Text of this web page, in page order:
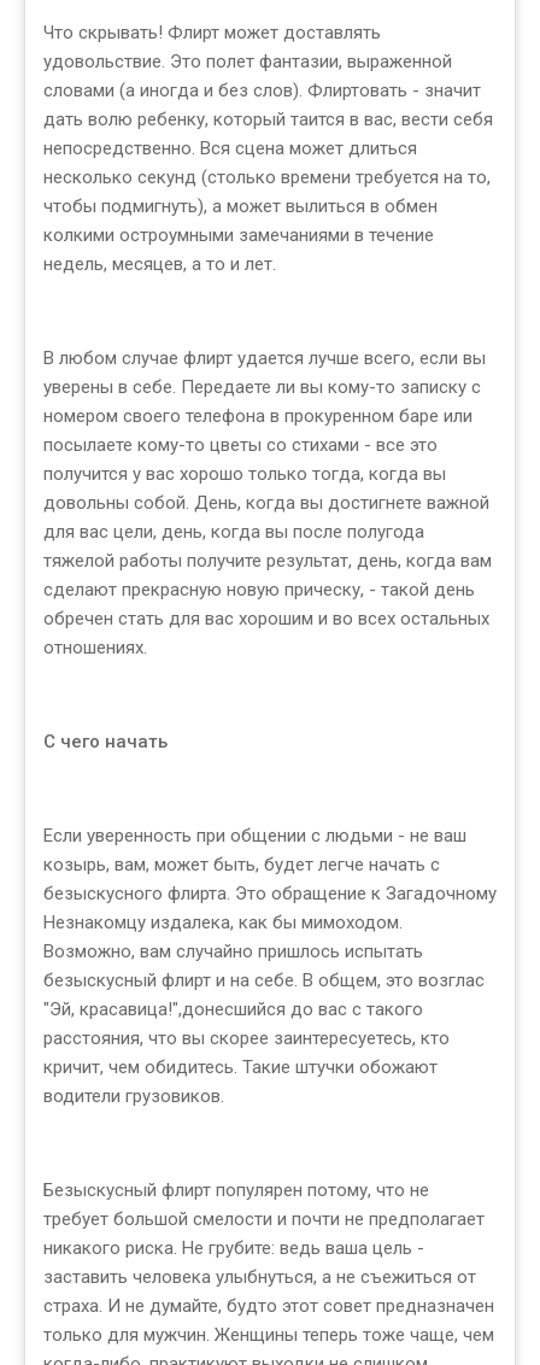
Что скрывать! Флирт может доставлять
удовольствие. Это полет фантазии, выраженной
словами (а иногда и без слов). Флиртовать - значит
дать волю ребенку, который таится в вас, вести себя
непосредственно. Вся сцена может длиться
несколько секунд (столько времени требуется на то,
чтобы подмигнуть), а может вылиться в обмен
колкими остроумными замечаниями в течение
недель, месяцев, а то и лет.
В любом случае флирт удается лучше всего, если вы
уверены в себе. Передаете ли вы кому-то записку с
номером своего телефона в прокуренном баре или
посылаете кому-то цветы со стихами - все это
получится у вас хорошо только тогда, когда вы
довольны собой. День, когда вы достигнете важной
для вас цели, день, когда вы после полугода
тяжелой работы получите результат, день, когда вам
сделают прекрасную новую прическу, - такой день
обречен стать для вас хорошим и во всех остальных
отношениях.
С чего начать
Если уверенность при общении с людьми - не ваш
козырь, вам, может быть, будет легче начать с
безыскусного флирта. Это обращение к Загадочному
Незнакомцу издалека, как бы мимоходом.
Возможно, вам случайно пришлось испытать
безыскусный флирт и на себе. В общем, это возглас
"Эй, красавица!",донесшийся до вас с такого
расстояния, что вы скорее заинтересуетесь, кто
кричит, чем обидитесь. Такие штучки обожают
водители грузовиков.
Безыскусный флирт популярен потому, что не
требует большой смелости и почти не предполагает
никакого риска. Не грубите: ведь ваша цель -
заставить человека улыбнуться, а не съежиться от
страха. И не думайте, будто этот совет предназначен
только для мужчин. Женщины теперь тоже чаще, чем